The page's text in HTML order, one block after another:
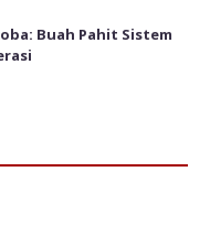
Buah Pahit Sistem